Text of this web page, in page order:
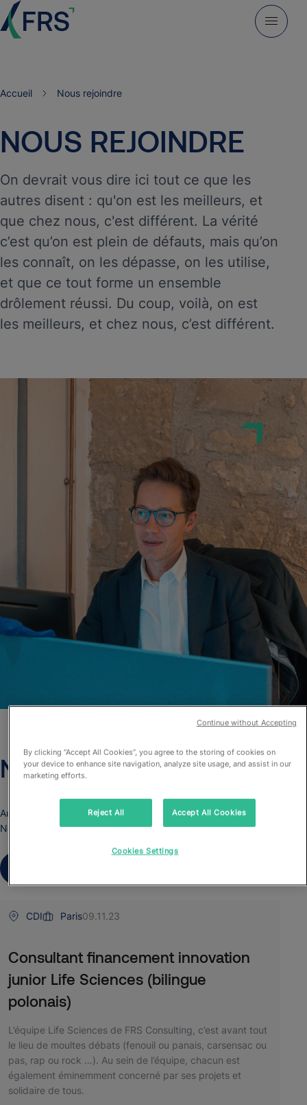
Accueil Nous rejoindre
NOUS REJOINDRE
On devrait vous dire ici tout ce que les
autres disent : qu'on est les meilleurs, et
que chez nous, c'est différent. La vérité
c’est qu’on est plein de défauts, mais qu’on
les connaît, on les dépasse, on les utilise,
et que ce tout forme un ensemble
drôlement réussi. Du coup, voilà, on est
les meilleurs, et chez nous, c’est différent.
Nos offres d’emploi
Aucune offre ne correspond ?
Nous acceptons les candidatures spontanées !
CDI Paris09.11.23
Consultant financement innovation
junior Life Sciences (bilingue
polonais)
L’équipe Life Sciences de FRS Consulting, c’est avant tout
le lieu de moultes débats (fenouil ou panais, carsensac ou
pas, rap ou rock …). Au sein de l’équipe, chacun est
également éminemment concerné par ses projets et
solidaire de tous.
By clicking “Accept All Cookies”, you agree to the storing of cookies on
your device to enhance site navigation, analyze site usage, and assist in our
marketing efforts.
Reject All Accept All Cookies
Cookies Settings
Continue without Accepting